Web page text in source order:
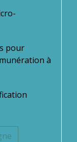
pour
à